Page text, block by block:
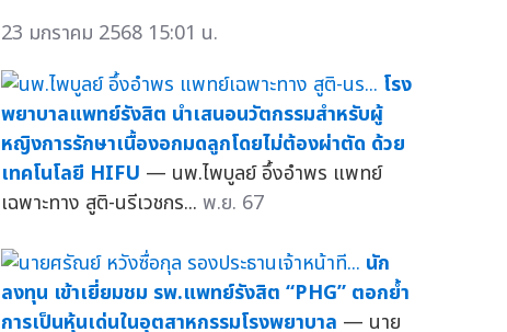
23 มกราคม 2568 15:01 น.
โรง
พยาบาลแพทย์รังสิต นำเสนอนวัตกรรมสำหรับผู้
หญิงการรักษาเนื้องอกมดลูกโดยไม่ต้องผ่าตัด ด้วย
เทคโนโลยี HIFU — นพ.ไพบูลย์ อึ้งอำพร แพทย์
เฉพาะทาง สูติ-นรีเวชกร... พ.ย. 67
นัก
ลงทุน เข้าเยี่ยมชม รพ.แพทย์รังสิต “PHG” ตอกย้ำ
การเป็นหุ้นเด่นในอุตสาหกรรมโรงพยาบาล — นาย